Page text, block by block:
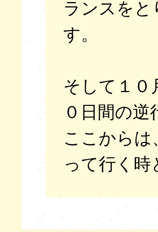
ランスを
す。
そして１０
０日間の
ここからは
って行く